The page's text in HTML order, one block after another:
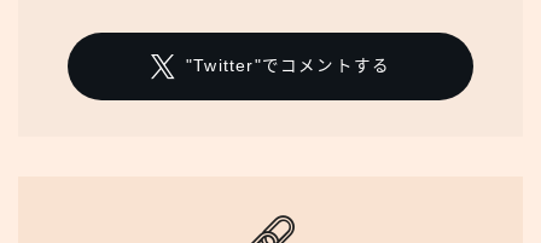
"Twitter"でコメントする